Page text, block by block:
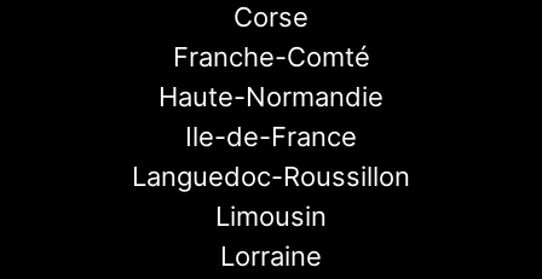
Corse
Franche-Comté
Haute-Normandie
Ile-de-France
Languedoc-Roussillon
Limousin
Lorraine